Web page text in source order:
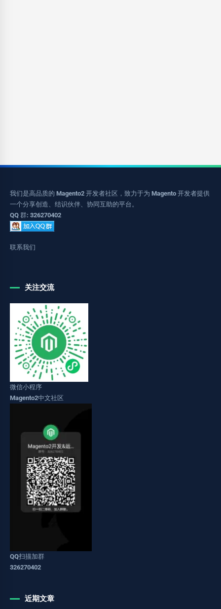
我们是高品质的 Magento2 开发者社区，致力于为 Magento 开发者提供
一个分享创造、结识伙伴、协同互助的平台。
QQ 群: 326270402
联系我们
关注交流
微信小程序
Magento2中文社区
QQ扫描加群
326270402
近期文章